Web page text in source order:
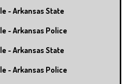
- Arkansas State
- Arkansas Police
- Arkansas State
- Arkansas Police